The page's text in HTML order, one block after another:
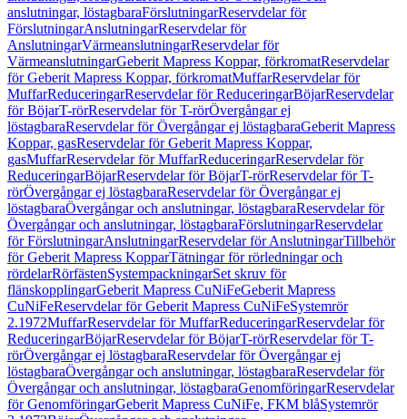
anslutningar, löstagbaraFörslutningarReservdelar för
FörslutningarAnslutningarReservdelar för
AnslutningarVärmeanslutningarReservdelar för
VärmeanslutningarGeberit Mapress Koppar, förkromatReservdelar
för Geberit Mapress Koppar, förkromatMuffarReservdelar för
MuffarReduceringarReservdelar för ReduceringarBöjarReservdelar
för BöjarT-rörReservdelar för T-rörÖvergångar ej
löstagbaraReservdelar för Övergångar ej löstagbaraGeberit Mapress
Koppar, gasReservdelar för Geberit Mapress Koppar,
gasMuffarReservdelar för MuffarReduceringarReservdelar för
ReduceringarBöjarReservdelar för BöjarT-rörReservdelar för T-
rörÖvergångar ej löstagbaraReservdelar för Övergångar ej
löstagbaraÖvergångar och anslutningar, löstagbaraReservdelar för
Övergångar och anslutningar, löstagbaraFörslutningarReservdelar
för FörslutningarAnslutningarReservdelar för AnslutningarTillbehör
för Geberit Mapress KopparTätningar för rörledningar och
rördelarRörfästenSystempackningarSet skruv för
flänskopplingarGeberit Mapress CuNiFeGeberit Mapress
CuNiFeReservdelar för Geberit Mapress CuNiFeSystemrör
2.1972MuffarReservdelar för MuffarReduceringarReservdelar för
ReduceringarBöjarReservdelar för BöjarT-rörReservdelar för T-
rörÖvergångar ej löstagbaraReservdelar för Övergångar ej
löstagbaraÖvergångar och anslutningar, löstagbaraReservdelar för
Övergångar och anslutningar, löstagbaraGenomföringarReservdelar
för GenomföringarGeberit Mapress CuNiFe, FKM blåSystemrör